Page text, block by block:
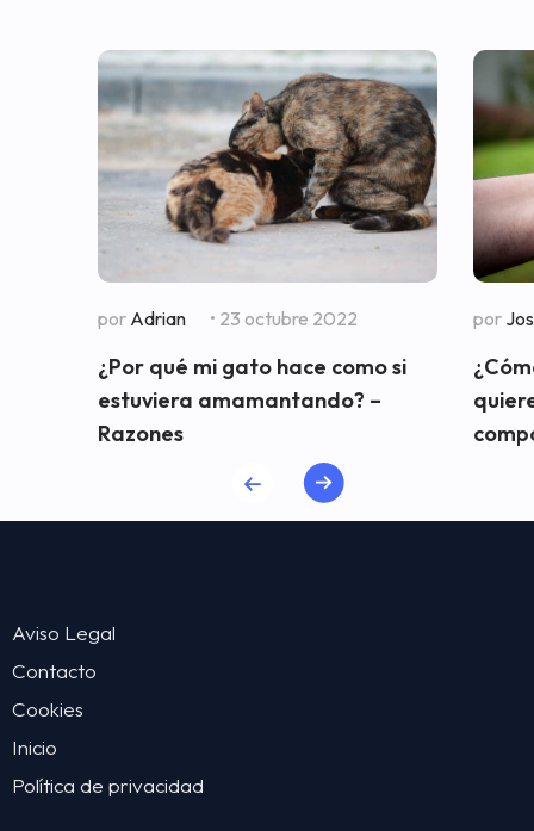
por Adrian • 23 octubre 2022
¿Por qué mi gato hace como si
estuviera amamantando? –
Razones
por
Aviso Legal
Contacto
Cookies
Inicio
Política de privacidad